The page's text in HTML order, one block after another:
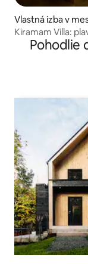
Vlastná izba v
Kiramam Villa:
Wi-FiPohodlie